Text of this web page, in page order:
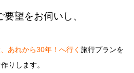
望をお伺いし、
あれから30年！へ行く 旅行プランを
りします。